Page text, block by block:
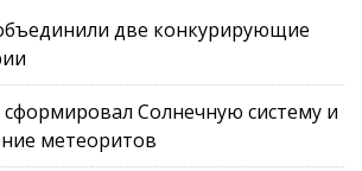
две конкурирующие
Солнечную систему и
метеоритов